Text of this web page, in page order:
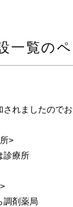
一覧の
れましたのでお
>
所
薬局